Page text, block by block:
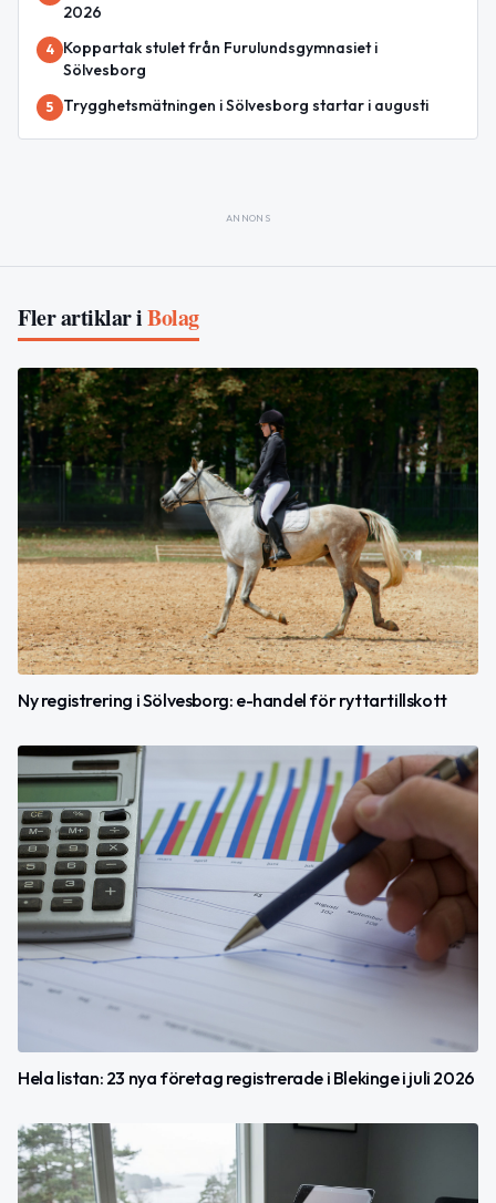
2026
4
Koppartak stulet från Furulundsgymnasiet i
Sölvesborg
5 Trygghetsmätningen i Sölvesborg startar i augusti
ANNONS
Fler artiklar iBolag
Ny registrering i Sölvesborg: e-handel för ryttartillskott
Hela listan: 23 nya företag registrerade i Blekinge i juli 2026